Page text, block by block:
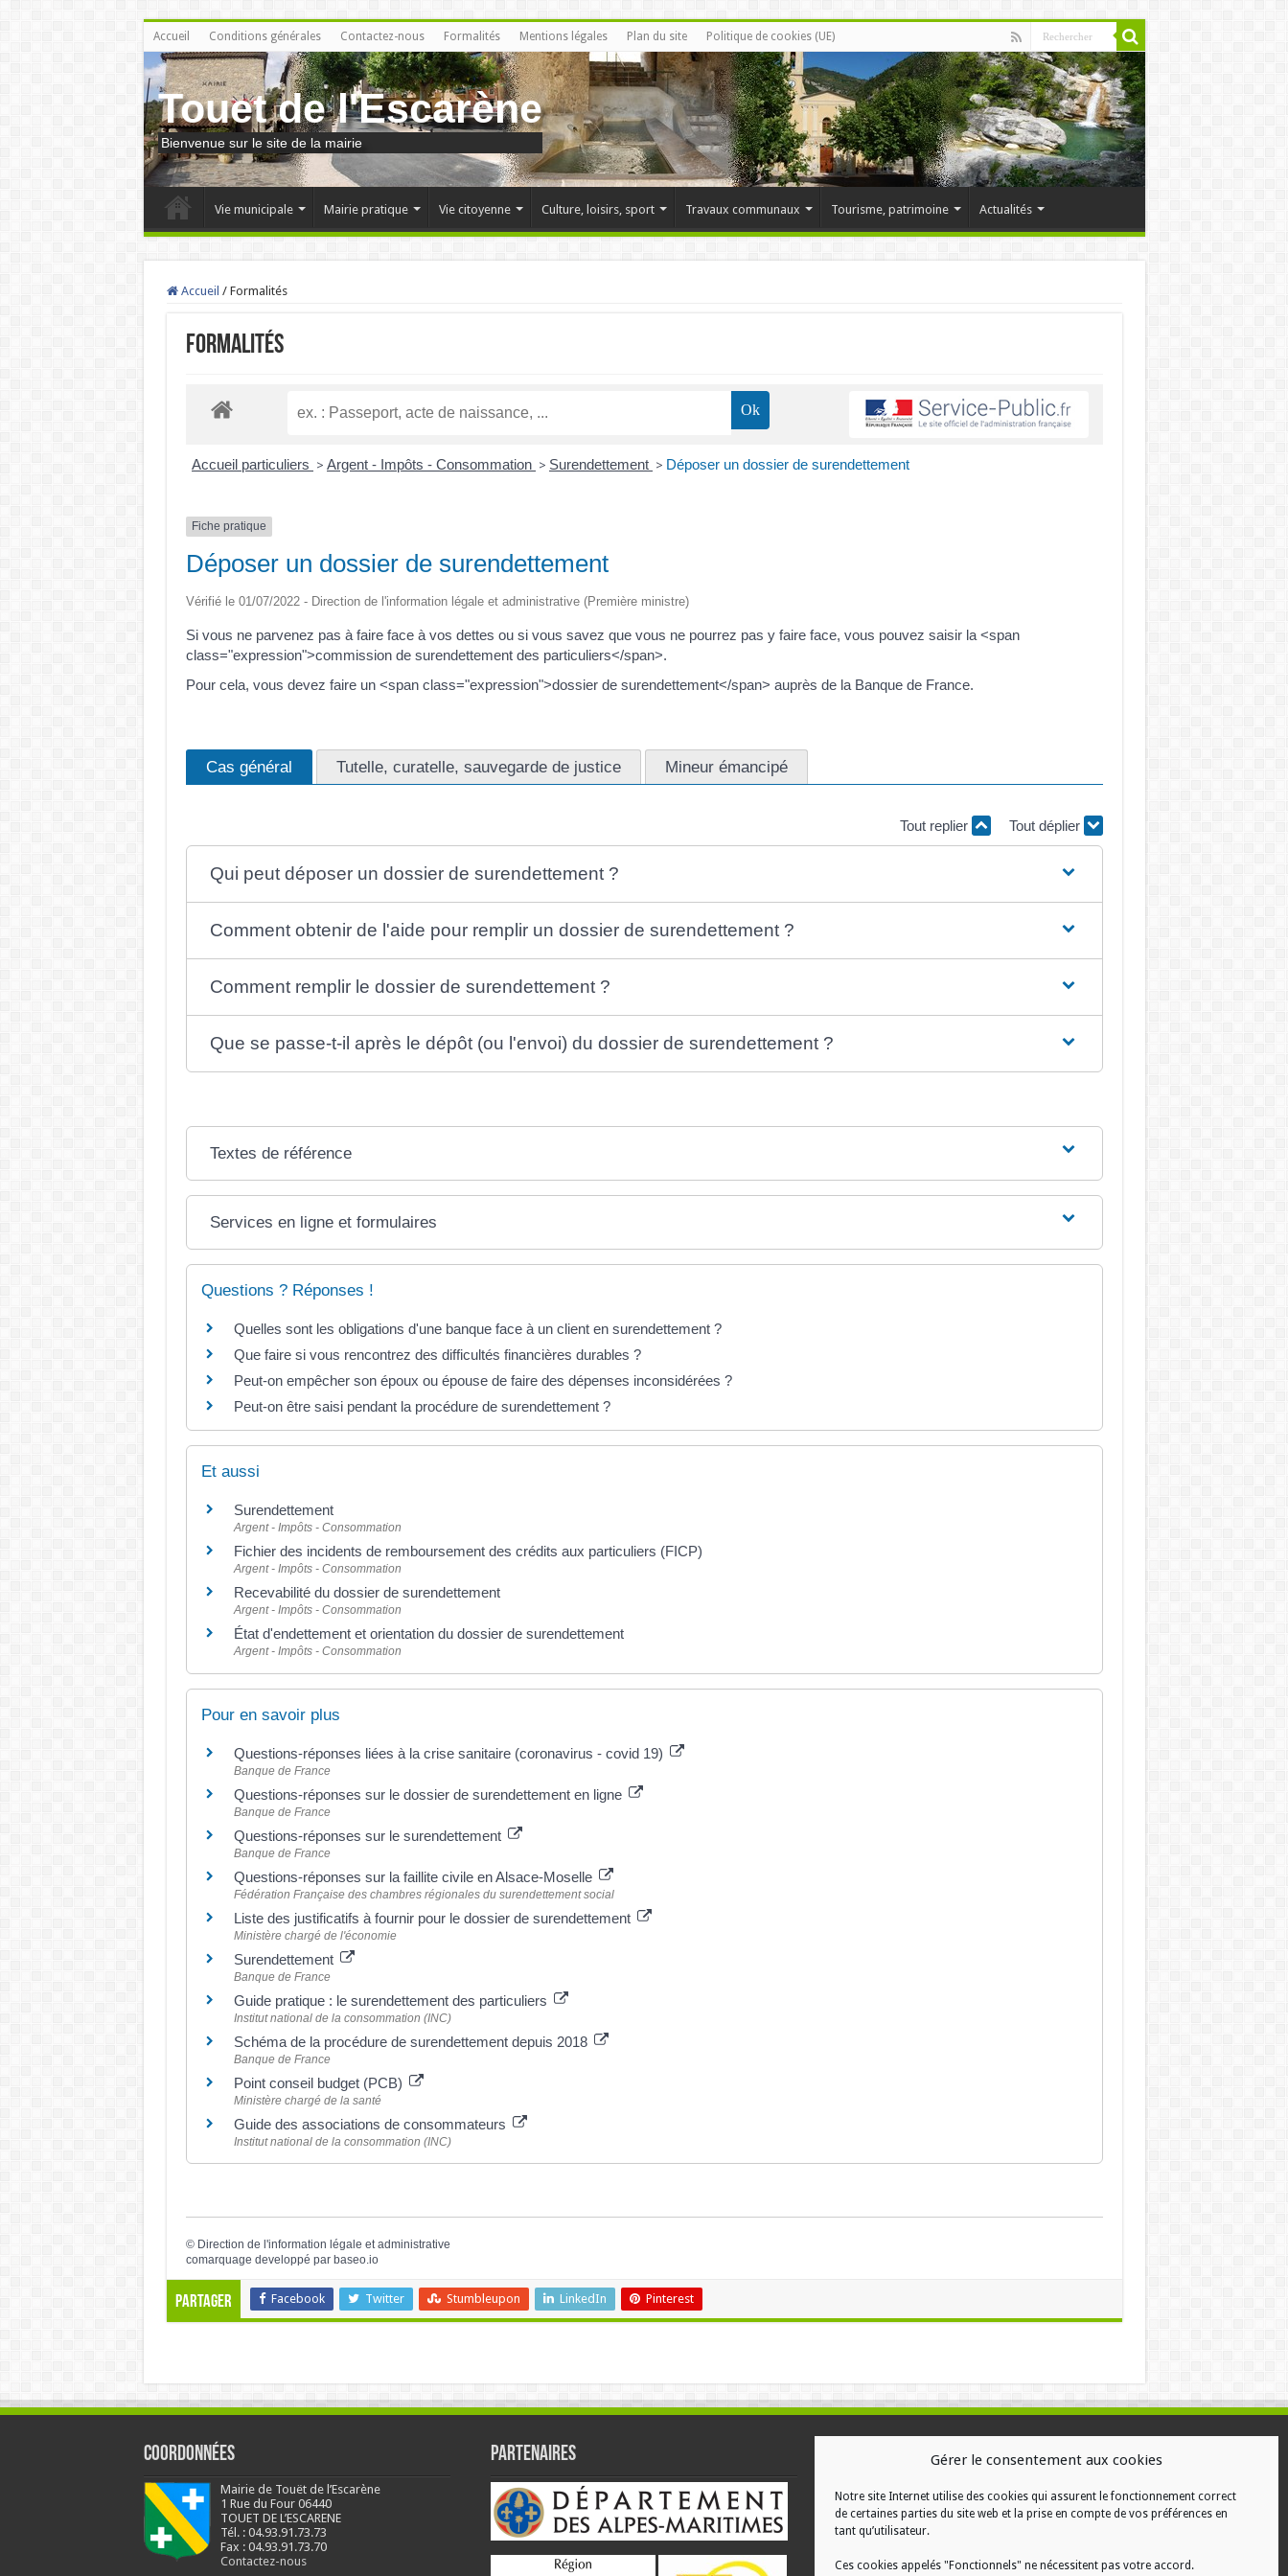
Gérer le consentement aux cookies
Notre site Internet utilise des cookies qui assurent le fonctionnement correct
de certaines parties du site web et la prise en compte de vos préférences en
tant qu’utilisateur.
Ces cookies appelés "Fonctionnels" ne nécessitent pas votre accord.
Accueil Conditions générales Contactez-nous Formalités Mentions légales Plan du site Politique de cookies (UE)
Touet de l'Escarène
Bienvenue sur le site de la mairie
Vie municipale Mairie pratique Vie citoyenne Culture, loisirs, sport Travaux communaux Tourisme, patrimoine Actualités
Accueil / Formalités
Formalités
Accueil particuliers > Argent - Impôts - Consommation > Surendettement > Déposer un dossier de surendettement
Fiche pratique
Déposer un dossier de surendettement
Vérifié le 01/07/2022 - Direction de l'information légale et administrative (Première ministre)
Si vous ne parvenez pas à faire face à vos dettes ou si vous savez que vous ne pourrez pas y faire face, vous pouvez saisir la <span
class="expression">commission de surendettement des particuliers</span>.
Pour cela, vous devez faire un <span class="expression">dossier de surendettement</span> auprès de la Banque de France.
Cas général Tutelle, curatelle, sauvegarde de justice Mineur émancipé
Tout replier Tout déplier
Qui peut déposer un dossier de surendettement ?
Comment obtenir de l'aide pour remplir un dossier de surendettement ?
Comment remplir le dossier de surendettement ?
Que se passe-t-il après le dépôt (ou l'envoi) du dossier de surendettement ?
Textes de référence
Services en ligne et formulaires
Questions ? Réponses !
Quelles sont les obligations d'une banque face à un client en surendettement ?
Que faire si vous rencontrez des difficultés financières durables ?
Peut-on empêcher son époux ou épouse de faire des dépenses inconsidérées ?
Peut-on être saisi pendant la procédure de surendettement ?
Et aussi
Surendettement
Argent - Impôts - Consommation
Fichier des incidents de remboursement des crédits aux particuliers (FICP)
Argent - Impôts - Consommation
Recevabilité du dossier de surendettement
Argent - Impôts - Consommation
État d'endettement et orientation du dossier de surendettement
Argent - Impôts - Consommation
Pour en savoir plus
Questions-réponses liées à la crise sanitaire (coronavirus - covid 19)
Banque de France
Questions-réponses sur le dossier de surendettement en ligne
Banque de France
Questions-réponses sur le surendettement
Banque de France
Questions-réponses sur la faillite civile en Alsace-Moselle
Fédération Française des chambres régionales du surendettement social
Liste des justificatifs à fournir pour le dossier de surendettement
Ministère chargé de l'économie
Surendettement
Banque de France
Guide pratique : le surendettement des particuliers
Institut national de la consommation (INC)
Schéma de la procédure de surendettement depuis 2018
Banque de France
Point conseil budget (PCB)
Ministère chargé de la santé
Guide des associations de consommateurs
Institut national de la consommation (INC)
© Direction de l'information légale et administrative
comarquage developpé par baseo.io
Partager Facebook Twitter Stumbleupon LinkedIn Pinterest
Coordonnées
Mairie de Touët de l’Escarène
1 Rue du Four 06440
TOUET DE L’ESCARENE
Tél. : 04.93.91.73.73
Fax : 04.93.91.73.70
Contactez-nous
Partenaires